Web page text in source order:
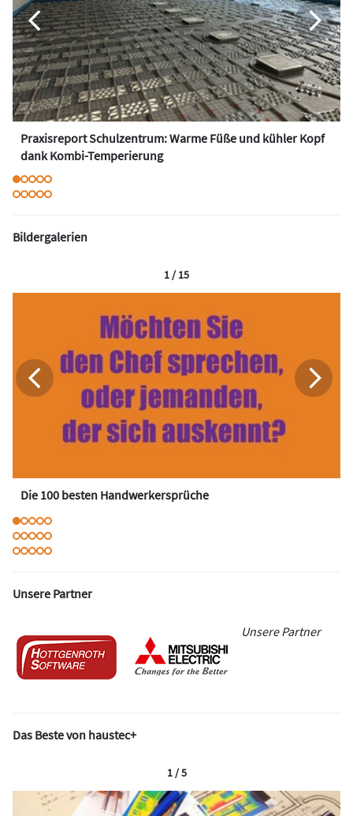
Praxisreport Schulzentrum: Warme Füße und kühler Kopf
dank Kombi-Temperierung
Bildergalerien
Die 100 besten Handwerkersprüche
1 / 15
Unsere Partner
Unsere Partner
Das Beste von haustec+
1 / 5